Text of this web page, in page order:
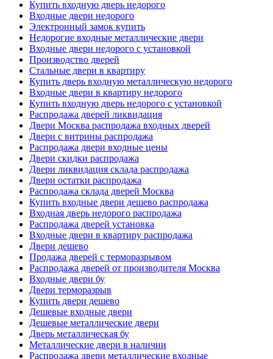
Купить входную дверь недорого
Входные двери недорого
Электронный замок купить
Недорогие входные металлические двери
Входные двери недорого с установкой
Производство дверей
Стальные двери в квартиру
Купить дверь входную металлическую недорого
Входные двери в квартиру недорого
Купить входную дверь недорого с установкой
Распродажа дверей ликвидация
Двери Москва распродажа входных дверей
Двери с витрины распродажа
Распродажа двери входные цены
Двери скидки распродажа
Двери ликвидация склада распродажа
Двери остатки распродажа
Распродажа склада дверей Москва
Купить входные двери дешево распродажа
Входная дверь недорого распродажа
Распродажа дверей установка
Входные двери в квартиру распродажа
Двери дешево
Продажа дверей с терморазрывом
Распродажа дверей от производителя Москва
Входные двери бу
Двери терморазрыв
Купить двери дешево
Дешевые входные двери
Дешевые металлические двери
Дверь металлическая бу
Металлические двери в наличии
Распродажа двери металлические входные